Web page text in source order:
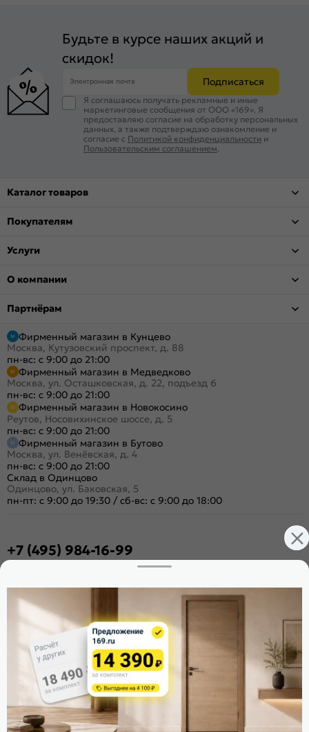
Будьте в курсе наших акций и
скидок!
Электронная почта Подписаться
Я соглашаюсь получать рекламные и иные
маркетинговые сообщения от ООО «169». Я
предоставляю согласие на обработку персональных
данных, а также подтверждаю ознакомление и
согласие с Политикой конфиденциальности и
Пользовательским соглашением.
Каталог товаров
Покупателям
Услуги
О компании
Партнёрам
Фирменный магазин в Кунцево
Москва, Кутузовский проспект, д. 88
пн-вс: с 9:00 до 21:00
Фирменный магазин в Медведково
Москва, ул. Осташковская, д. 22, подъезд 6
пн-вс: с 9:00 до 21:00
Фирменный магазин в Новокосино
Реутов, Носовихинское шоссе, д. 5
пн-вс: с 9:00 до 21:00
Фирменный магазин в Бутово
Москва, ул. Венёвская, д. 4
пн-вс: с 9:00 до 21:00
Склад в Одинцово
Одинцово, ул. Баковская, 5
пн-пт: с 9:00 до 19:30 / сб-вс: с 9:00 до 18:00
+7 (495) 984-16-99
Поделиться
Оцените магазин
ИКС 1340